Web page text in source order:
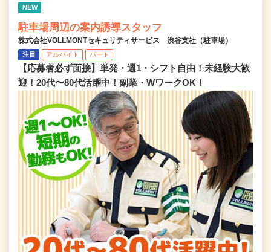
NEW
駐車場周辺の案内誘導スタッフ
株式会社VOLLMONTセキュリティサービス 渋谷支社（駐車場）
注目 アルバイト パート
【応募者必ず面接】単発・週1・シフト自由！未経験大歓
迎！20代〜80代活躍中！副業・WワークOK！